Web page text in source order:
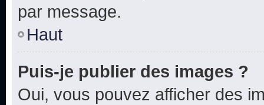
par message.
Haut
Puis-je publier des images ?
Oui, vous pouvez afficher des